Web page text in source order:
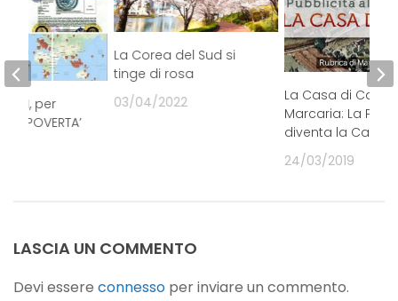
La Corea del Sud si
tinge di rosa
03/04/2022
La Casa di Carta,
Marcaria: La
diventa la Casa.
24/03/2019
M1, per
POVERTA’
LASCIA UN COMMENTO
Devi essere connesso per inviare un commento.